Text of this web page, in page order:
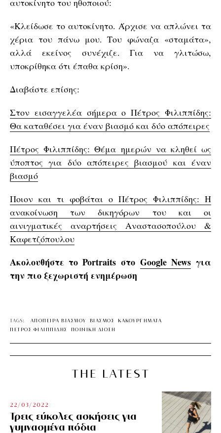
αυτοκίνητο του ηθοποιού:
«Κλείδωσε το αυτοκίνητο. Άρχισε να απλώνει τα
χέρια του πάνω μου. Του φώναζα «σταμάτα»,
αλλά εκείνος συνέχιζε. Για να γλιτώσω,
υποκρίθηκα ότι έπαθα κρίση».
Διαβάστε επίσης:
Στον εισαγγελέα σήμερα ο Πέτρος Φιλιππίδης:
Θα καταθέσει για έναν βιασμό και δύο απόπειρες
Πέτρος Φιλιππίδης: Θέμα ημερών να κληθεί ως
ύποπτος για δύο απόπειρες βιασμού και έναν
βιασμό
Ποιον και τι φοβάται ο Πέτρος Φιλιππίδης: Η
ανακοίνωση των δικηγόρων του και οι
αινιγματικές αναρτήσεις Αναστασοπούλου &
Καφετζόπουλου
Ακολουθήστε το Portraits στο Google Newsγια
την πιο ξεχωριστή ενημέρωση
TAGS: ΑΠΟΠΕΙΡΑ ΒΙΑΣΜΟΥ ΒΙΑΣΜΟΣ
ΚΑΚΟΥΡΓΗΜΑΤΑ
ΠΕΤΡΟΣ ΦΙΛΙΠΠΙΔΗΣ
ΠΟΙΝΙΚΗ ΔΙΩΞΗ
THE LATEST
22/03/2022
Τρεις εύκολες ασκήσεις για
γυμνασμένα πόδια